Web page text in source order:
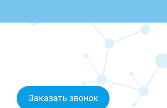
Заказать звонок